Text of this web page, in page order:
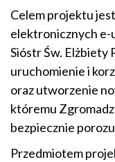
Celem projektu
elektronicznych e-
Sióstr Św. Elżbiety
uruchomienie i
oraz utworzenie
któremu
bezpiecznie
Przedmiotem